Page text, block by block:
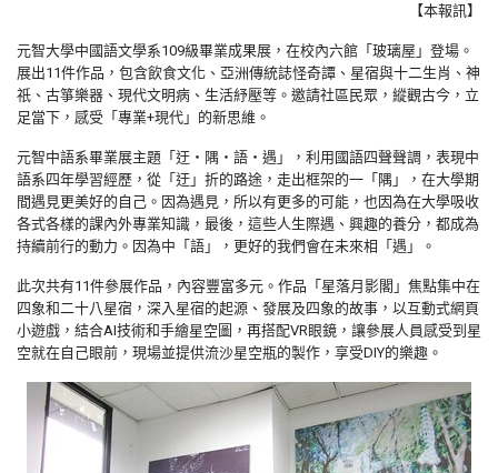
【本報訊】
元智大學中國語文學系109級畢業成果展，在校內六館「玻璃屋」登場。
展出11件作品，包含飲食文化、亞洲傳統誌怪奇譚、星宿與十二生肖、神
祇、古箏樂器、現代文明病、生活紓壓等。邀請社區民眾，縱觀古今，立
足當下，感受「專業+現代」的新思維。
元智中語系畢業展主題「迂‧隅‧語‧遇」，利用國語四聲聲調，表現中
語系四年學習經歷，從「迂」折的路途，走出框架的一「隅」，在大學期
間遇見更美好的自己。因為遇見，所以有更多的可能，也因為在大學吸收
各式各樣的課內外專業知識，最後，這些人生際遇、興趣的養分，都成為
持續前行的動力。因為中「語」，更好的我們會在未來相「遇」。
此次共有11件參展作品，內容豐富多元。作品「星落月影閣」焦點集中在
四象和二十八星宿，深入星宿的起源、發展及四象的故事，以互動式網頁
小遊戲，結合AI技術和手繪星空圖，再搭配VR眼鏡，讓參展人員感受到星
空就在自己眼前，現場並提供流沙星空瓶的製作，享受DIY的樂趣。